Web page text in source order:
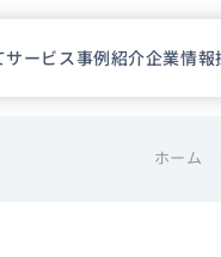
サービス事例紹介企業情報
ホーム